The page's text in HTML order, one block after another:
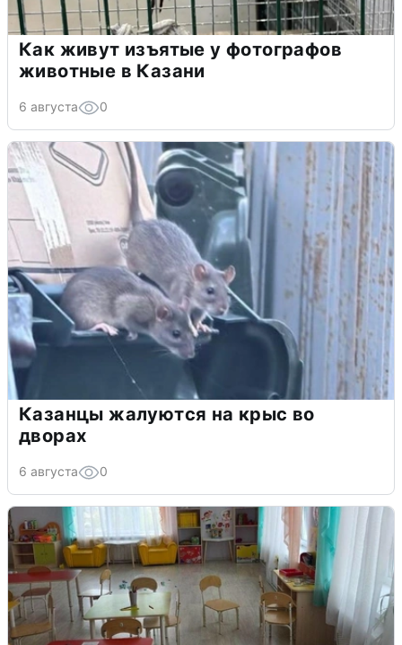
Как живут изъятые у фотографов
животные в Казани
6 августа 0
Казанцы жалуются на крыс во
дворах
6 августа 0